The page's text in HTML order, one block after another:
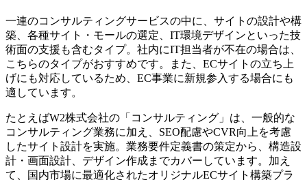
一連のコンサルティングサービスの中に、サイトの設計や構
築、各種サイト・モールの選定、IT環境デザインといった技
術面の支援も含むタイプ。社内にIT担当者が不在の場合は、
こちらのタイプがおすすめです。また、ECサイトの立ち上
げにも対応しているため、EC事業に新規参入する場合にも
適しています。
たとえばW2株式会社の「コンサルティング」は、一般的な
コンサルティング業務に加え、SEO配慮やCVR向上を考慮
したサイト設計を実施。業務要件定義書の策定から、構造設
計・画面設計、デザイン作成までカバーしています。加え
て、国内市場に最適化されたオリジナルECサイト構築プラ